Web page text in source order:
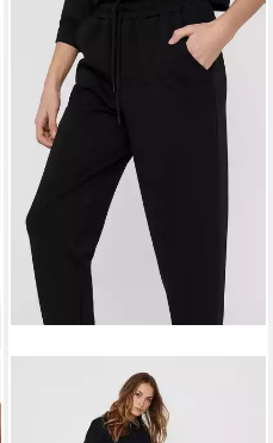
Sweathose
ONPLOUNGE HW SWEAT